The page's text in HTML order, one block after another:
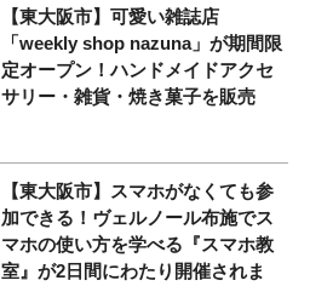
【東大阪市】可愛い雑誌店
「weekly shop nazuna」が期間限
定オープン！ハンドメイドアクセ
サリー・雑貨・焼き菓子を販売
【東大阪市】スマホがなくても参
加できる！ヴェルノール布施でス
マホの使い方を学べる『スマホ教
室』が2日間にわたり開催されま